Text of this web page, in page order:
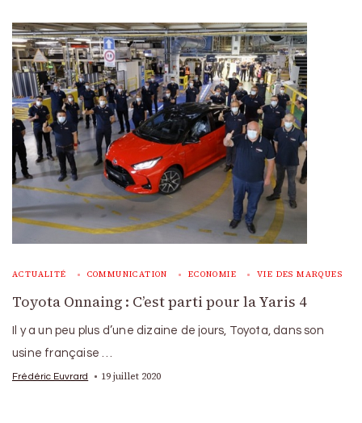
ACTUALITÉ COMMUNICATION ECONOMIE VIE DES MARQUES
Toyota Onnaing : C’est parti pour la Yaris 4
Il y a un peu plus d’une dizaine de jours, Toyota, dans son
usine française …
Frédéric Euvrard 19 juillet 2020